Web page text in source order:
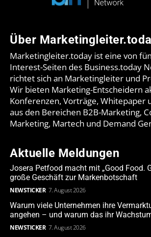
Über
Marketingleiter.today ist eine von
Interest-Seiten des Business.today
richtet sich an Marketingleiter und
Wir bieten Marketing-Entscheidern
Konferenzen, Vorträge, Whitepaper
aus den Bereichen B2B-Marketing,
Marketing, Martech und Demand
Aktuelle Meldungen
Josera Petfood macht mit „Good Food.
große Geschäft zur Markenbotschaft
NEWSTICKER 7. August 2026
Warum viele Unternehmen ihre
angehen – und warum das ihr
NEWSTICKER 7. August 2026